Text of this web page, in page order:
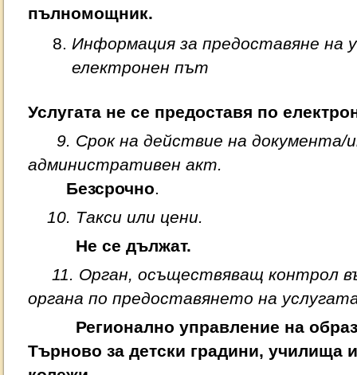
пълномощник.
Информация за предоставяне на
електронен път
Услугата не се предоставя по
9. Срок на действие на документа/
административен акт.
Безсрочно.
10. Такси или цени.
Не се дължат.
11. Орган, осъществяващ контрол
органа по предоставянето на
Регионално управление на
Търново за детски градини, училища